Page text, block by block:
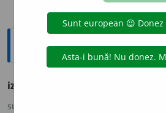
Ortografice DOOM
izgonesc
sursa: